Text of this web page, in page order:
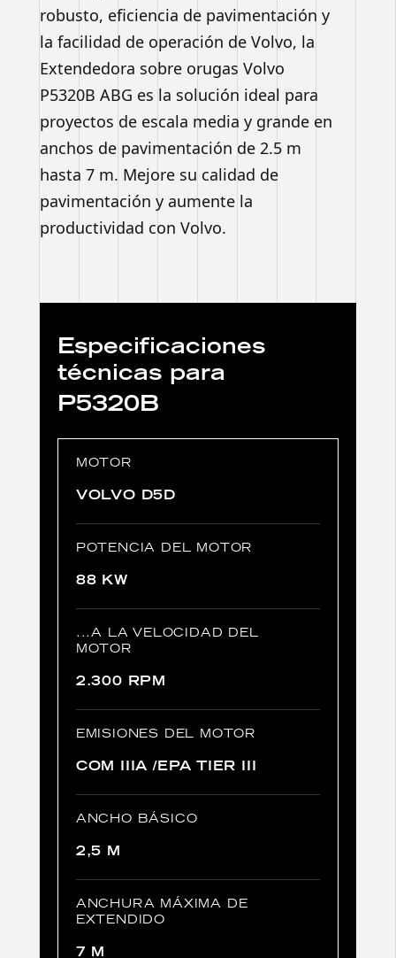
robusto, eficiencia de pavimentación y
la facilidad de operación de Volvo, la
Extendedora sobre orugas Volvo
P5320B ABG es la solución ideal para
proyectos de escala media y grande en
anchos de pavimentación de 2.5 m
hasta 7 m. Mejore su calidad de
pavimentación y aumente la
productividad con Volvo.
Especificaciones
técnicas para
P5320B
MOTOR
VOLVO D5D
POTENCIA DEL MOTOR
88 KW
...A LA VELOCIDAD DEL
MOTOR
2.300 RPM
EMISIONES DEL MOTOR
COM IIIA /EPA TIER III
ANCHO BÁSICO
2,5 M
ANCHURA MÁXIMA DE
EXTENDIDO
7 M